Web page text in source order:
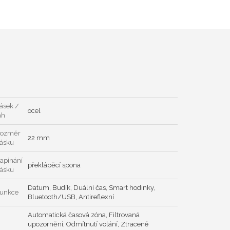
/
ocel
22 mm
překlápěcí spona
Datum, Budík, Duální čas, Smart hodinky,
Bluetooth/USB, Antireflexní
Automatická časová zóna, Filtrovaná
upozornění, Odmítnutí volání, Ztracené